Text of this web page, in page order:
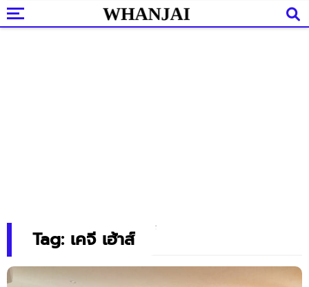
Tag: เคจี เฮ้าส์